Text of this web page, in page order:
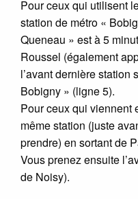
Pour ceux qui utilisent
station de métro «
Queneau » est à 5
Roussel (également
l’avant dernière station
Bobigny » (ligne 5).
Pour ceux qui viennent
même station (juste
prendre) en sortant de
Vous prenez ensuite
de Noisy).